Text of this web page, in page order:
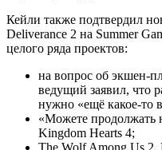
Кейли также подтвердил
Deliverance 2 на Summer
целого ряда проектов:
на вопрос об экшен-
ведущий заявил, что
нужно «ещё какое-то
«Можете продолжать
Kingdom Hearts 4;
The Wolf Among Us 2,